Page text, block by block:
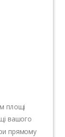
площі
вашого
прямому